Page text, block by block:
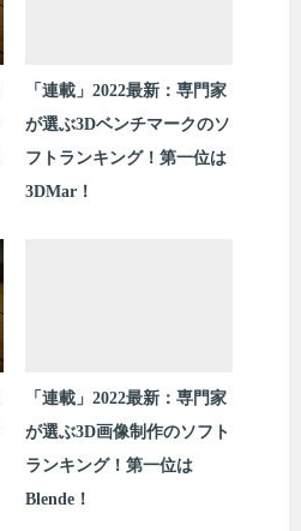
「連載」2022最新：専門家
が選ぶ3Dベンチマークのソ
フトランキング！第一位は
3DMar！
「連載」2022最新：専門家
が選ぶ3D画像制作のソフト
ランキング！第一位は
Blende！